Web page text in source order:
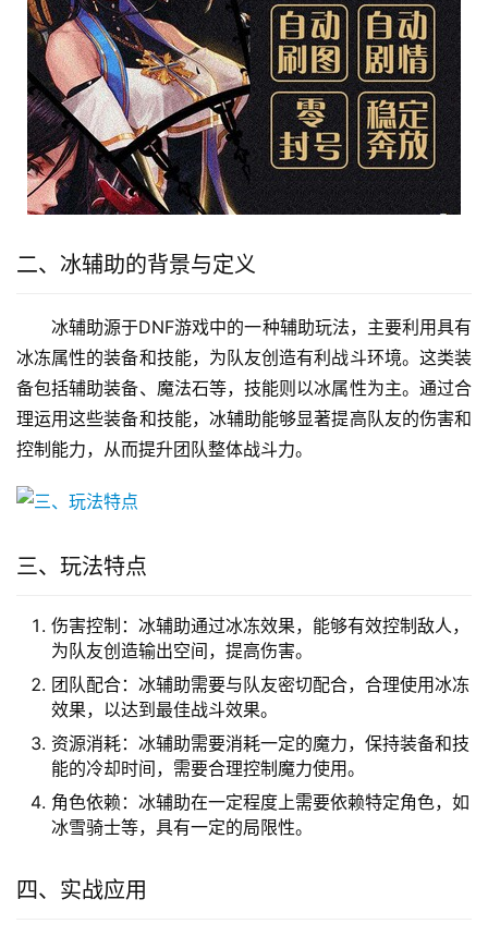
二、冰辅助的背景与定义
冰辅助源于DNF游戏中的一种辅助玩法，主要利用具有
冰冻属性的装备和技能，为队友创造有利战斗环境。这类装
备包括辅助装备、魔法石等，技能则以冰属性为主。通过合
理运用这些装备和技能，冰辅助能够显著提高队友的伤害和
控制能力，从而提升团队整体战斗力。
三、玩法特点
伤害控制：冰辅助通过冰冻效果，能够有效控制敌人，
为队友创造输出空间，提高伤害。
团队配合：冰辅助需要与队友密切配合，合理使用冰冻
效果，以达到最佳战斗效果。
资源消耗：冰辅助需要消耗一定的魔力，保持装备和技
能的冷却时间，需要合理控制魔力使用。
角色依赖：冰辅助在一定程度上需要依赖特定角色，如
冰雪骑士等，具有一定的局限性。
四、实战应用